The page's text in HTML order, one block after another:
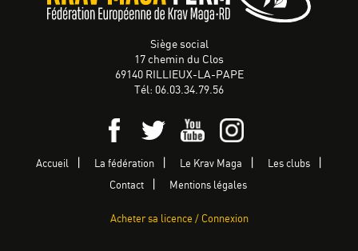
Siège social
17 chemin du Clos
69140 RILLIEUX-LA-PAPE
Tél: 06.03.34.79.56
Accueil La fédération Le Krav Maga Les clubs
Contact Mentions légales
Acheter sa licence / Connexion